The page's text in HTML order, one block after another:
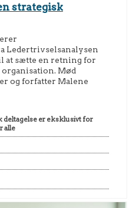
strategisk
Ledertrivselsanalysen
at sætte en retning for
Mød
og forfatter Malene
deltagelse er eksklusivt for
alle